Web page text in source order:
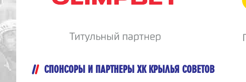
СПОНСОРЫ И ПАРТНЕРЫ ХК КРЫЛЬЯ СОВЕТОВ